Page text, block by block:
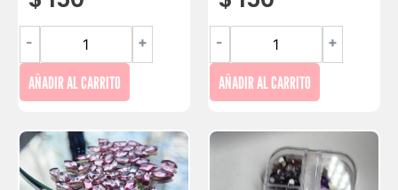
- +
AÑADIR AL CARRITO
- +
AÑADIR AL CARRITO